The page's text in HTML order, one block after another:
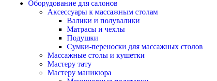
Оборудование для салонов
Аксессуары к массажным столам
Валики и полувалики
Матрасы и чехлы
Подушки
Сумки-переноски для массажных столов
Массажные столы и кушетки
Мастеру тату
Мастеру маникюра